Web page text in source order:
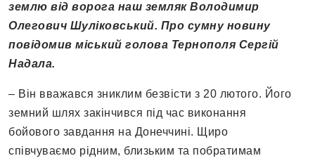
землю від ворога наш земляк Володимир
Олегович Шуліковський. Про сумну новину
повідомив міський голова Тернополя Сергій
Надала.
– Він вважався зниклим безвісти з 20 лютого. Його
земний шлях закінчився під час виконання
бойового завдання на Донеччині. Щиро
співчуваємо рідним, близьким та побратимам